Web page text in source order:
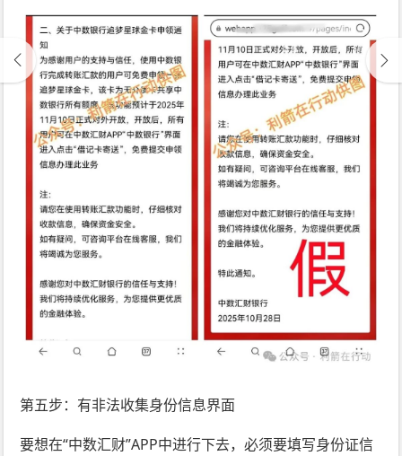
第五步：有非法收集身份信息界面
要想在“中数汇财”APP中进行下去，必须要填写身份证信